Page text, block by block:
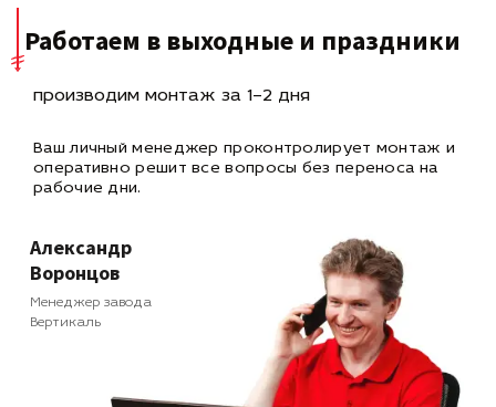
Работаем в выходные и праздники
производим монтаж за 1–2 дня
Ваш личный менеджер проконтролирует монтаж и
оперативнорешит все вопросы без переноса на
рабочие дни.
Александр
Воронцов
Менеджер завода
Вертикаль